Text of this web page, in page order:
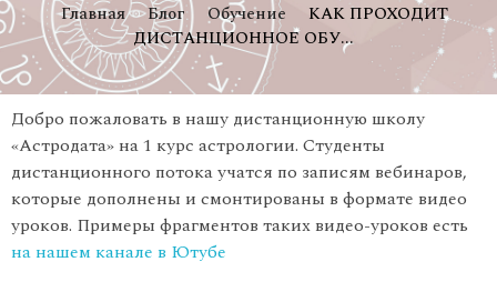
Главная Блог Обучение
КАК ПРОХОДИТ
ДИСТАНЦИОННОЕ ОБУ...
Добро пожаловать в нашу дистанционную школу
«Астродата» на 1 курс астрологии. Студенты
дистанционного потока учатся по записям вебинаров,
которые дополнены и смонтированы в формате видео
уроков. Примеры фрагментов таких видео-уроков есть
на нашем канале в Ютубе